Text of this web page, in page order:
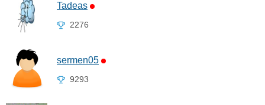
Tadeas
2276
sermen05
9293